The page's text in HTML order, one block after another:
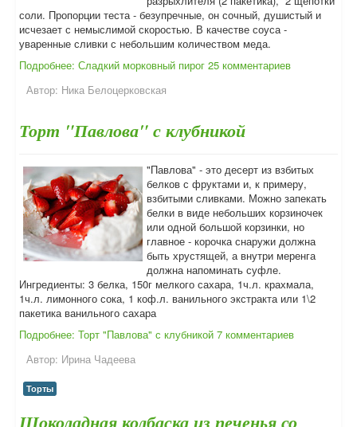
соли. Пропорции теста - безупречные, он сочный, душистый и
исчезает с немыслимой скоростью. В качестве соуса -
уваренные сливки с небольшим количеством меда.
Подробнее: Сладкий морковный пирог 25 комментариев
Автор: Ника Белоцерковская
Торт "Павлова" с клубникой
"Павлова" - это десерт из взбитых
белков с фруктами и, к примеру,
взбитыми сливками. Можно запекать
белки в виде небольших корзиночек
или одной большой корзинки, но
главное - корочка снаружи должна
быть хрустящей, а внутри меренга
должна напоминать суфле.
Ингредиенты: 3 белка, 150г мелкого сахара, 1ч.л. крахмала,
1ч.л. лимонного сока, 1 коф.л. ванильного экстракта или 1\2
пакетика ванильного сахара
Подробнее: Торт "Павлова" с клубникой 7 комментариев
Автор: Ирина Чадеева
Торты
Шоколадная колбаска из печенья со